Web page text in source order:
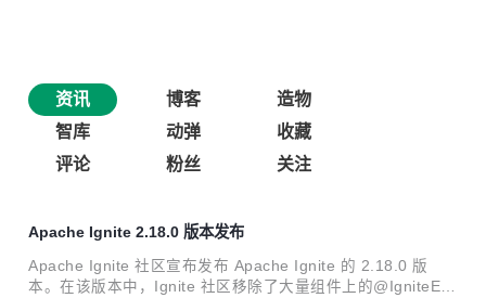
资讯 博客
造物
智库
动弹
收藏
评论
粉丝 关注
Apache Ignite 2.18.0 版本发布
Apache Ignite 社区宣布发布 Apache Ignite 的 2.18.0 版
本。在该版本中，Ignite 社区移除了大量组件上的@IgniteExp